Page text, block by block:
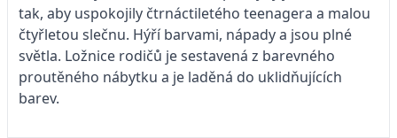
tak, aby uspokojily čtrnáctiletého teenagera a malou
čtyřletou slečnu. Hýří barvami, nápady a jsou plné
světla. Ložnice rodičů je sestavená z barevného
proutěného nábytku a je laděná do uklidňujících
barev.